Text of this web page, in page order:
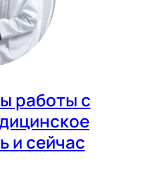
работы с
и сейчас